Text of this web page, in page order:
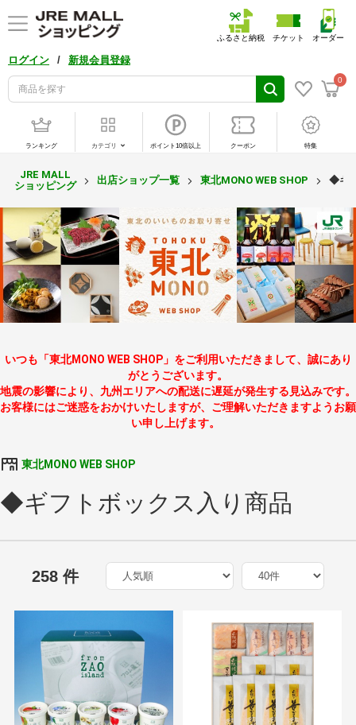
ログイン / 新規会員登録
0
ふるさと納税 チケット オーダー
ランキング カテゴリ ポイント10倍以上 クーポン 特集
JRE MALL
ショッピング
出店ショップ一覧 東北MONO WEB SHOP ◆ギ
いつも「東北MONO WEB SHOP」をご利用いただきまして、誠にあり
がとうございます。
地震の影響により、九州エリアへの配送に遅延が発生する見込みです。
お客様にはご迷惑をおかけいたしますが、ご理解いただきますようお願
い申し上げます。
東北MONO WEB SHOP
◆ギフトボックス入り商品
258 件